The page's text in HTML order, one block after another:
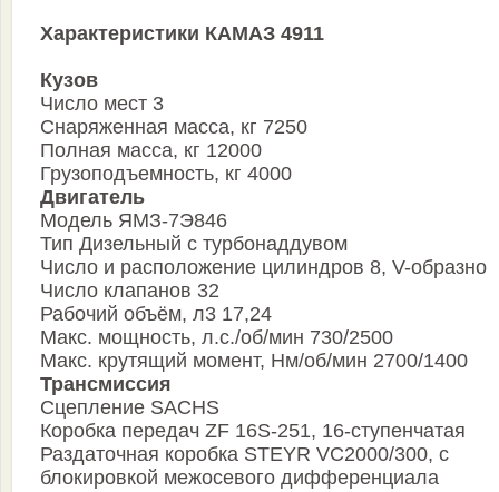
Характеристики КАМАЗ 4911
Кузов
Число мест 3
Снаряженная масса, кг 7250
Полная масса, кг 12000
Грузоподъемность, кг 4000
Двигатель
Модель ЯМЗ-7Э846
Тип Дизельный с турбонаддувом
Число и расположение цилиндров 8, V-образно
Число клапанов 32
Рабочий объём, л3 17,24
Макс. мощность, л.с./об/мин 730/2500
Макс. крутящий момент, Нм/об/мин 2700/1400
Трансмиссия
Сцепление SАСНS
Коробка передач ZF 16S-251, 16-ступенчатая
Раздаточная коробка STEYR VC2000/300, с
блокировкой межосевого дифференциала